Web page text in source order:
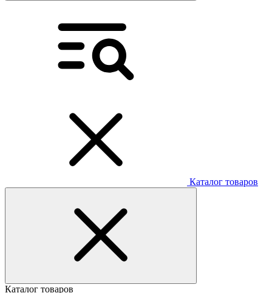
Каталог товаров
Каталог товаров